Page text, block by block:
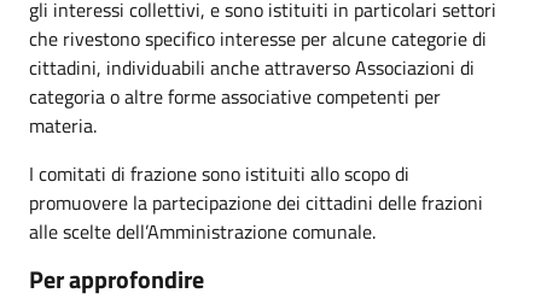
gli interessi collettivi, e sono istituiti in particolari settori
che rivestono specifico interesse per alcune categorie di
cittadini, individuabili anche attraverso Associazioni di
categoria o altre forme associative competenti per
materia.
I comitati di frazione sono istituiti allo scopo di
promuovere la partecipazione dei cittadini delle frazioni
alle scelte dell’Amministrazione comunale.
Per approfondire